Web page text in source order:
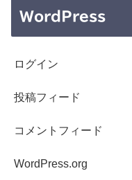
WordPress
ログイン
投稿フィード
コメントフィード
WordPress.org